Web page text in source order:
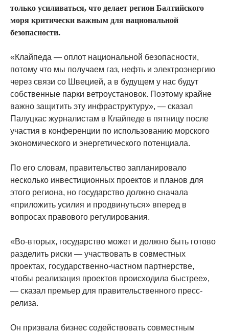
только усиливаться, что делает регион Балтийского
моря критически важным для национальной
безопасности.
«Клайпеда — оплот национальной безопасности,
потому что мы получаем газ, нефть и электроэнергию
через связи со Швецией, а в будущем у нас будут
собственные парки ветроустановок. Поэтому крайне
важно защитить эту инфраструктуру», — сказал
Палуцкас журналистам в Клайпеде в пятницу после
участия в конференции по использованию морского
экономического и энергетического потенциала.
По его словам, правительство запланировало
несколько инвестиционных проектов и планов для
этого региона, но государство должно сначала
«приложить усилия и продвинуться» вперед в
вопросах правового регулирования.
«Во-вторых, государство может и должно быть готово
разделить риски — участвовать в совместных
проектах, государственно-частном партнерстве,
чтобы реализация проектов происходила быстрее»,
— сказал премьер для правительственного пресс-
релиза.
Он призвала бизнес содействовать совместным